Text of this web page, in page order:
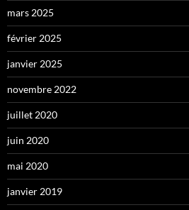
mars 2025
février 2025
janvier 2025
novembre 2022
juillet 2020
juin 2020
mai 2020
janvier 2019